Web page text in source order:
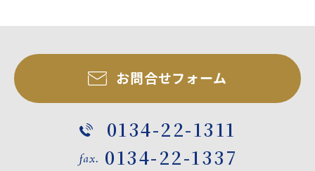
お問合せフォーム
0134-22-1311
0134-22-1337